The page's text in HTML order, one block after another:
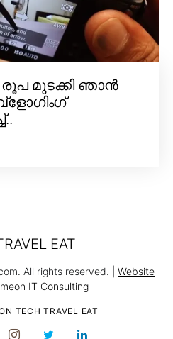
മുടക്കി ഞാൻ
TECH TRAVEL EAT
EAT
All rights reserved. | Website
IT Consulting